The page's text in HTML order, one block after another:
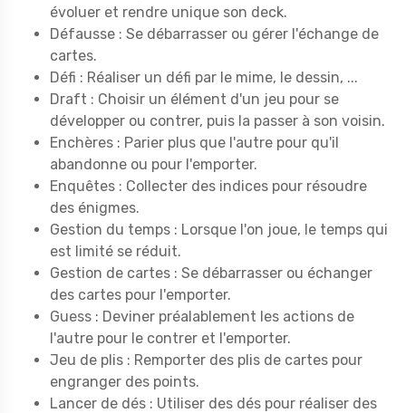
évoluer et rendre unique son deck.
Défausse : Se débarrasser ou gérer l'échange de
cartes.
Défi : Réaliser un défi par le mime, le dessin, ...
Draft : Choisir un élément d'un jeu pour se
développer ou contrer, puis la passer à son voisin.
Enchères : Parier plus que l'autre pour qu'il
abandonne ou pour l'emporter.
Enquêtes : Collecter des indices pour résoudre
des énigmes.
Gestion du temps : Lorsque l'on joue, le temps qui
est limité se réduit.
Gestion de cartes : Se débarrasser ou échanger
des cartes pour l'emporter.
Guess : Deviner préalablement les actions de
l'autre pour le contrer et l'emporter.
Jeu de plis : Remporter des plis de cartes pour
engranger des points.
Lancer de dés : Utiliser des dés pour réaliser des